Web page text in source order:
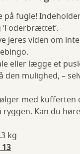
på fugle!
jeres viden om
eller lægge et
den mulighed, –
med kufferten
ryggen. Kan du
kg